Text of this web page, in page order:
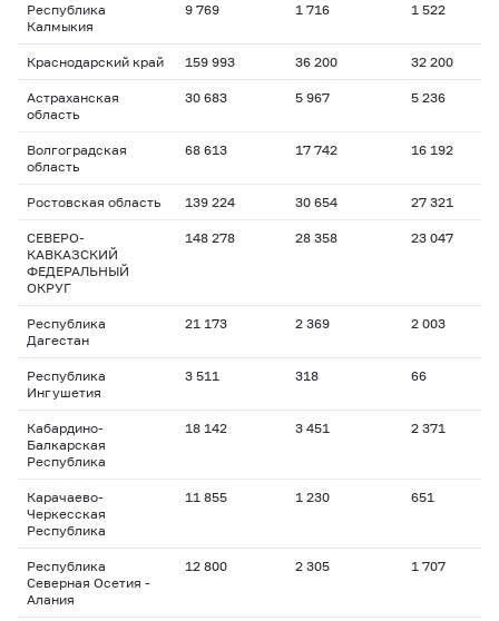
Республика
Калмыкия
9 769 1 716 1 522
Краснодарский край 159 993 36 200 32 200
Астраханская
область
30 683 5 967 5 236
Волгоградская
область
68 613 17 742 16 192
Ростовская область 139 224 30 654 27 321
СЕВЕРО-
КАВКАЗСКИЙ
ФЕДЕРАЛЬНЫЙ
ОКРУГ
148 278 28 358 23 047
Республика
Дагестан
21 173 2 369 2 003
Республика
Ингушетия
3 511 318 66
Кабардино-
Балкарская
Республика
18 142 3 451 2 371
Карачаево-
Черкесская
Республика
11 855 1 230 651
Республика
Северная Осетия -
Алания
12 800 2 305 1 707